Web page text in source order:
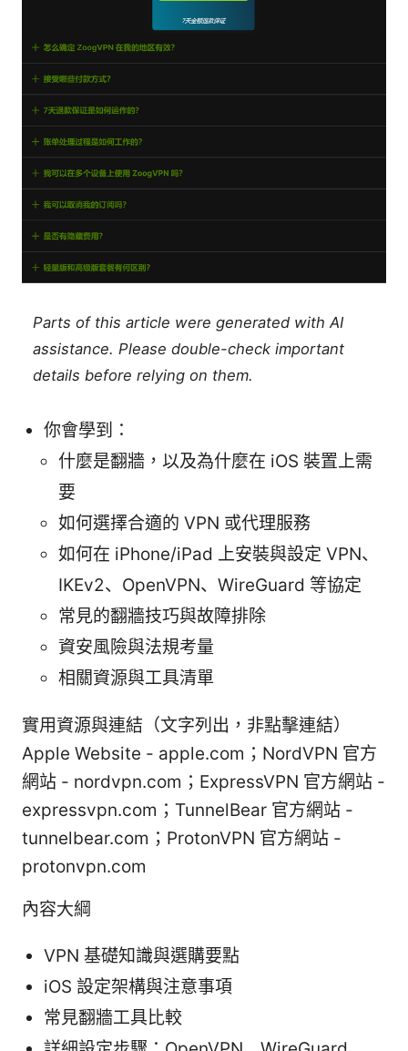
Parts of this article were generated with AI
assistance. Please double-check important
details before relying on them.
你會學到：
什麼是翻牆，以及為什麼在 iOS 裝置上需
要
如何選擇合適的 VPN 或代理服務
如何在 iPhone/iPad 上安裝與設定 VPN、
IKEv2、OpenVPN、WireGuard 等協定
常見的翻牆技巧與故障排除
資安風險與法規考量
相關資源與工具清單
實用資源與連結（文字列出，非點擊連結）
Apple Website - apple.com；NordVPN 官方
網站 - nordvpn.com；ExpressVPN 官方網站 -
expressvpn.com；TunnelBear 官方網站 -
tunnelbear.com；ProtonVPN 官方網站 -
protonvpn.com
內容大綱
VPN 基礎知識與選購要點
iOS 設定架構與注意事項
常見翻牆工具比較